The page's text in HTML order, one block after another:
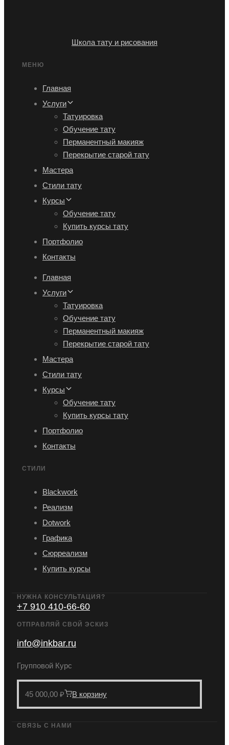
Школа тату и рисования
МЕНЮ
Главная
Услуги
Татуировка
Обучение тату
Перманентный макияж
Перекрытие старой тату
Мастера
Стили тату
Курсы
Обучение тату
Купить курсы тату
Портфолио
Контакты
Главная
Услуги
Татуировка
Обучение тату
Перманентный макияж
Перекрытие старой тату
Мастера
Стили тату
Курсы
Обучение тату
Купить курсы тату
Портфолио
Контакты
СТИЛИ
Blackwork
Реализм
Dotwork
Графика
Сюрреализм
Купить курсы
НУЖНА КОНСУЛЬТАЦИЯ?
+7 910 410-66-60
ОТПРАВЛЯЙ СВОЙ ЭСКИЗ
info@inkbar.ru
Групповой Курс
45 000,00 ₽ В корзину
СВЯЗЬ С НАМИ